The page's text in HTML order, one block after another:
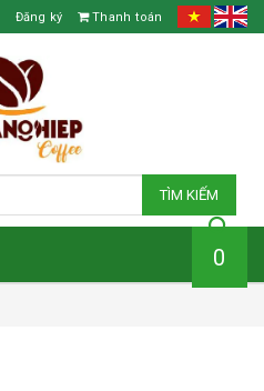
Đăng ký Thanh toán
TÌM KIẾM
0